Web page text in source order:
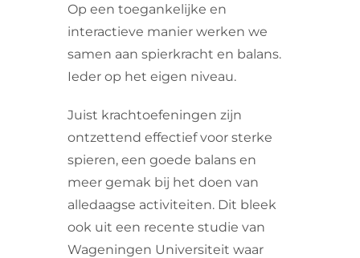
Op een toegankelijke en
interactieve manier werken we
samen aan spierkracht en balans.
Ieder op het eigen niveau.
Juist krachtoefeningen zijn
ontzettend effectief voor sterke
spieren, een goede balans en
meer gemak bij het doen van
alledaagse activiteiten. Dit bleek
ook uit een recente studie van
Wageningen Universiteit waar